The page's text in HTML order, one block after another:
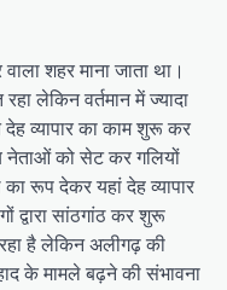
शहर माना जाता था।
लेकिन वर्तमान में ज्यादा
व्यापार का काम शुरू कर
नेताओं को सेट कर गलियों
रूप देकर यहां देह व्यापार
द्वारा सांठगांठ कर शुरू
है लेकिन अलीगढ़ की
के मामले बढ़ने की संभावना